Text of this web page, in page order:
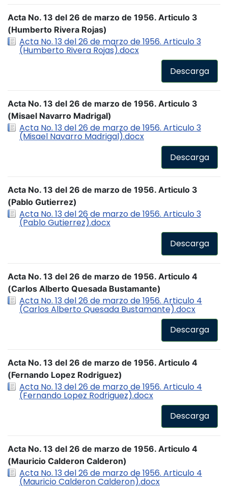
Acta No. 13 del 26 de marzo de 1956. Articulo 3
(Humberto Rivera Rojas)
Acta No. 13 del 26 de marzo de 1956. Articulo 3
(Humberto Rivera Rojas).docx
Descarga
Acta No. 13 del 26 de marzo de 1956. Articulo 3
(Misael Navarro Madrigal)
Acta No. 13 del 26 de marzo de 1956. Articulo 3
(Misael Navarro Madrigal).docx
Descarga
Acta No. 13 del 26 de marzo de 1956. Articulo 3
(Pablo Gutierrez)
Acta No. 13 del 26 de marzo de 1956. Articulo 3
(Pablo Gutierrez).docx
Descarga
Acta No. 13 del 26 de marzo de 1956. Articulo 4
(Carlos Alberto Quesada Bustamante)
Acta No. 13 del 26 de marzo de 1956. Articulo 4
(Carlos Alberto Quesada Bustamante).docx
Descarga
Acta No. 13 del 26 de marzo de 1956. Articulo 4
(Fernando Lopez Rodriguez)
Acta No. 13 del 26 de marzo de 1956. Articulo 4
(Fernando Lopez Rodriguez).docx
Descarga
Acta No. 13 del 26 de marzo de 1956. Articulo 4
(Mauricio Calderon Calderon)
Acta No. 13 del 26 de marzo de 1956. Articulo 4
(Mauricio Calderon Calderon).docx